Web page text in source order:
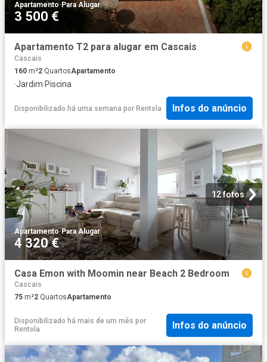
Apartamento· Para Alugar
3 500 €
Apartamento T2 para alugar em Cascais
Cascais
160 m²2 QuartosApartamento
·Jardim·Piscina
Disponibilizado há uma semana por Rentola Infos do anúncio
12 fotos
Apartamento·Para Alugar
4 320 €
Casa Emon with Moomin near Beach 2 Bedroom
Cascais
75 m²2 QuartosApartamento
Disponibilizado há mais de um mês por
Rentola
Infos do anúncio